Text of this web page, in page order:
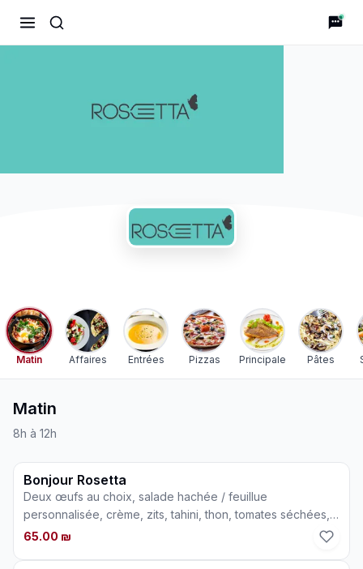
Matin Affaires Entrées Pizzas Principale Pâtes
Matin
8h à 12h
Bonjour Rosetta
Deux œufs au choix, salade hachée / feuillue
personnalisée, crème, zits, tahini, thon, tomates séchées,
pesto, rêveurs, beurre et confiture. Boissons chaudes et
65.00 ₪